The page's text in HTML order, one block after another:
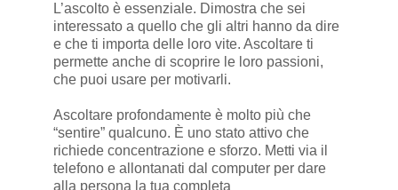
L’ascolto è essenziale. Dimostra che sei
interessato a quello che gli altri hanno da dire
e che ti importa delle loro vite. Ascoltare ti
permette anche di scoprire le loro passioni,
che puoi usare per motivarli.
Ascoltare profondamente è molto più che
“sentire” qualcuno. È uno stato attivo che
richiede concentrazione e sforzo. Metti via il
telefono e allontanati dal computer per dare
alla persona la tua completa